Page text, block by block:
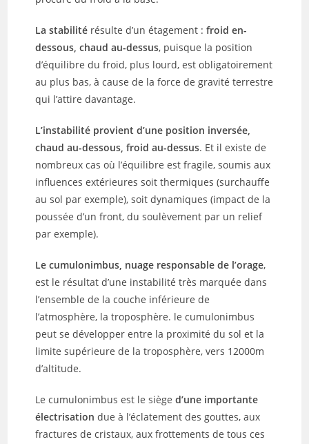
La stabilité résulte d’un étagement :froid en-
dessous, chaud au-dessus, puisque la position
d’équilibre du froid, plus lourd, est obligatoirement
au plus bas, à cause de la force de gravité terrestre
qui l’attire davantage.
L’instabilité provient d’une position inversée,
chaud au-dessous, froid au-dessus. Et il existe de
nombreux cas où l’équilibre est fragile, soumis aux
influences extérieures soit thermiques (surchauffe
au sol par exemple), soit dynamiques (impact de la
poussée d’un front, du soulèvement par un relief
par exemple).
Le cumulonimbus, nuage responsable de l’orage,
est le résultat d’une instabilité très marquée dans
l’ensemble de la couche inférieure de
l’atmosphère, la troposphère. le cumulonimbus
peut se développer entre la proximité du sol et la
limite supérieure de la troposphère, vers 12000m
d’altitude.
Le cumulonimbus est le sièged’une importante
électrisation due à l’éclatement des gouttes, aux
fractures de cristaux, aux frottements de tous ces